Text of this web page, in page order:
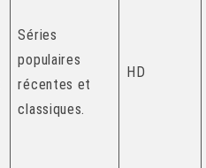
Séries
populaires
récentes et
classiques.
HD